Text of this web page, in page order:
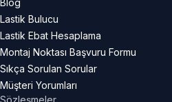
Blog
Lastik Bulucu
Lastik Ebat Hesaplama
Montaj Noktası Başvuru Formu
Sıkça Sorulan Sorular
Müşteri Yorumları